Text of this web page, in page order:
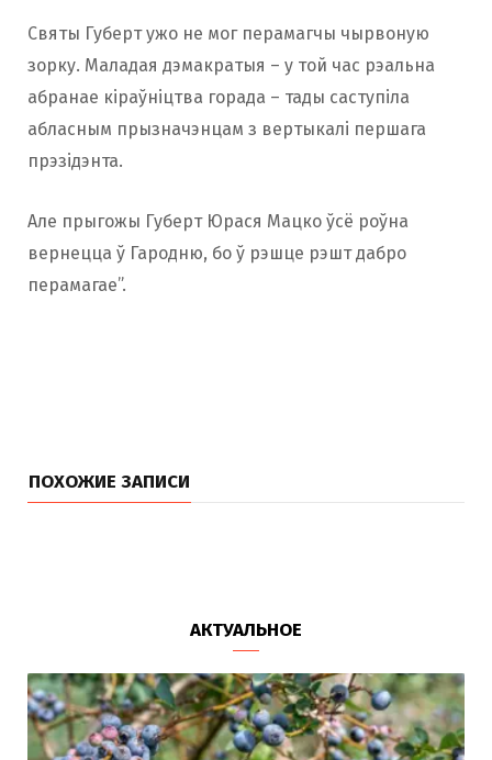
Святы Губерт ужо не мог перамагчы чырвоную
зорку. Маладая дэмакратыя – у той час рэальна
абранае кіраўніцтва горада – тады саступіла
абласным прызначэнцам з вертыкалі першага
прэзідэнта.
Але прыгожы Губерт Юрася Мацко ўсё роўна
вернецца ў Гародню, бо ў рэшце рэшт дабро
перамагае”.
ПОХОЖИЕ ЗАПИСИ
АКТУАЛЬНОЕ